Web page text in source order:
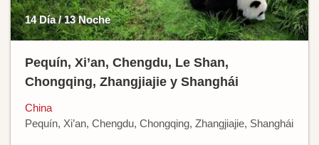
14 Día / 13 Noche
Pequín, Xi’an, Chengdu, Le Shan,
Chongqing, Zhangjiajie y Shanghái
China
Pequín, Xi’an, Chengdu, Chongqing, Zhangjiajie, Shanghái